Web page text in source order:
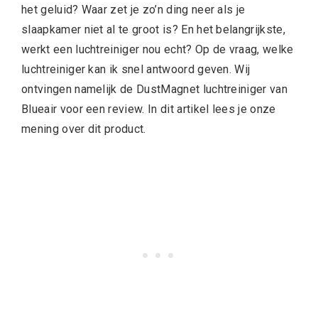
het geluid? Waar zet je zo’n ding neer als je
slaapkamer niet al te groot is? En het belangrijkste,
werkt een luchtreiniger nou echt? Op de vraag, welke
luchtreiniger kan ik snel antwoord geven. Wij
ontvingen namelijk de DustMagnet luchtreiniger van
Blueair voor een review. In dit artikel lees je onze
mening over dit product.